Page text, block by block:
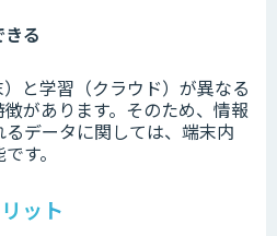
る
と学習（クラウド）が異なる
があります。そのため、情報
データに関しては、端末内
す。
ット